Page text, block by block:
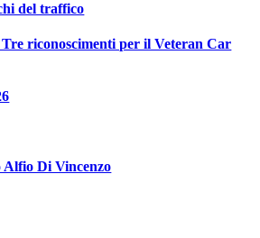
del traffico
riconoscimenti per il Veteran Car
Alfio Di Vincenzo